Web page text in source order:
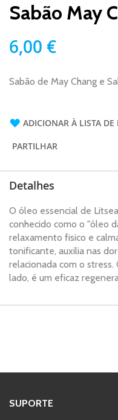
Sabão May
6,00 €
Sabão de May Chang e
ADICIONAR À LISTA DE
PARTILHAR
o
início
Galeria
de
Detalhes
O óleo essencial de
conhecido como o "óleo
relaxamento fisico e
tonificante, auxilia nas
relacionada com o
lado, é um eficaz
SUPORTE